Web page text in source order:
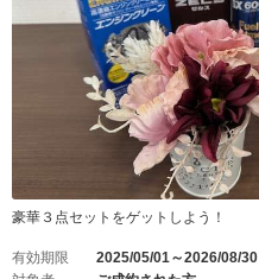
豪華３点セットをゲットしよう！
有効期限
2025/05/01～2026/08/30